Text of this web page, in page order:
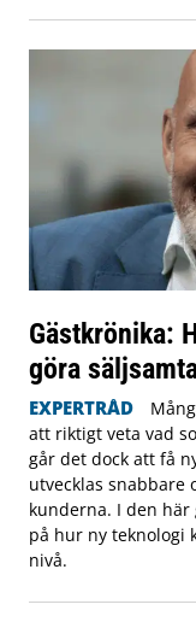
Gästkrönika:
göra
EXPERTRÅD
att riktigt veta vad
går det dock att få
utvecklas snabbare
kunderna. I den här
på hur ny teknologi
nivå.